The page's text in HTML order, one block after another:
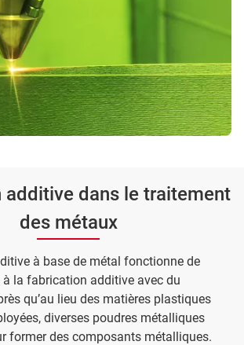
additive dans le traitement
des métaux
à base de métal fonctionne de
la fabrication additive avec du
qu’au lieu des matières plastiques
diverses poudres métalliques
former des composants métalliques.